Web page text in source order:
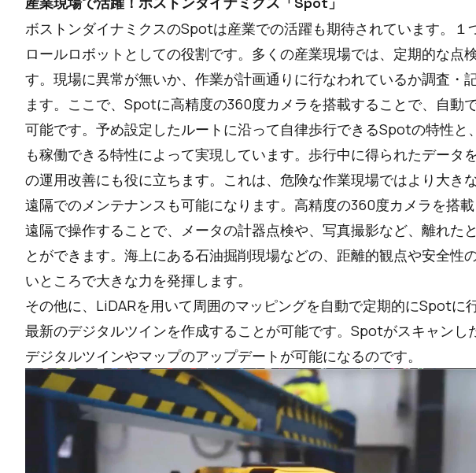
ボストンダイナミクスのSpotは産業での活躍も期待されています。１
ロールロボットとしての役割です。多くの産業現場では、定期的な点
す。現場に異常が無いか、作業が計画通りに行なわれているか調査・
ます。ここで、Spotに高精度の360度カメラを搭載することで、自動
可能です。予め設定したルートに沿って自律歩行できるSpotの特性と
も稼働できる特性によって実現しています。歩行中に得られたデータ
の運用改善にも役に立ちます。これは、危険な作業現場ではより大き
遠隔でのメンテナンスも可能になります。高精度の360度カメラを搭
遠隔で操作することで、メータの計器点検や、写真撮影など、離れた
とができます。海上にある石油掘削現場などの、距離的観点や安全性
いところで大きな力を発揮します。
その他に、LiDARを用いて周囲のマッピングを自動で定期的にSpotに
最新のデジタルツインを作成することが可能です。Spotがスキャンし
デジタルツインやマップのアップデートが可能になるのです。